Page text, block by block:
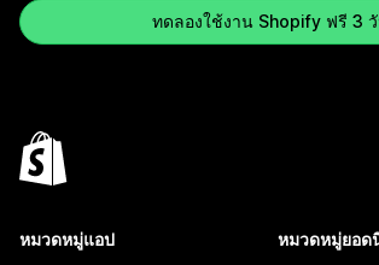
ทดลองใช้งาน Shopify ฟรี 3
หมวดหมู่แอป หมวดหมู่ยอด